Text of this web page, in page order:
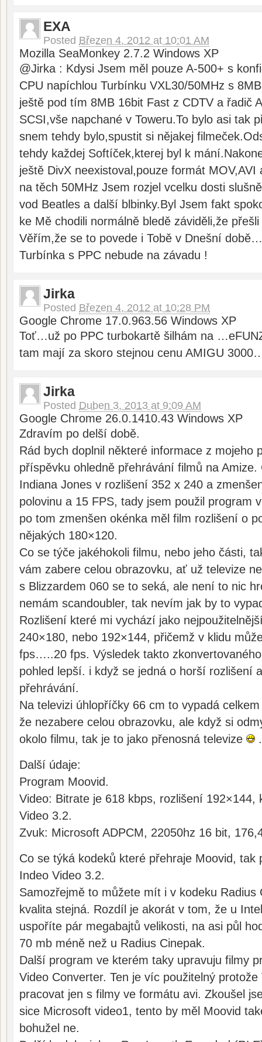
EXA
Posted Březen 4, 2012 at 10:01 AM
Mozilla SeaMonkey 2.7.2 Windows XP
@Jirka : Kdysi Jsem měl pouze A-500+ s
CPU napíchlou Turbínku VXL30/50MHz s
ještě pod tím 8MB 16bit Fast z CDTV a řadič
SCSI,vše napchané v Toweru.To bylo asi tak
snem tehdy bylo,spustit si nějakej
tehdy každej Softíček,kterej byl k
ještě DivX neexistoval,pouze formát
na těch 50MHz Jsem rozjel vcelku dosti
vod Beatles a další blbinky.Byl Jsem fakt
ke Mě chodili normálně bledě záviděli,že
Věřím,že se to povede i Tobě v Dnešní
Turbínka s PPC nebude na závadu !
Jirka
Posted Březen 4, 2012 at 10:28 PM
Google Chrome 17.0.963.56 Windows XP
Toť…už po PPC turbokartě šilhám na
tam mají za skoro stejnou cenu AMIGU
Jirka
Posted Duben 3, 2013 at 9:09 AM
Google Chrome 26.0.1410.43 Windows XP
Zdravím po delší době.
Rád bych doplnil některé informace z mojeho
příspěvku ohledně přehrávání filmů na Amize.
Indiana Jones v rozlišení 352 x 240 a
polovinu a 15 FPS, tady jsem použil program
po tom zmenšen okénka měl film rozlišení o
nějakých 180×120.
Co se týče jakéhokoli filmu, nebo jeho části,
vám zabere celou obrazovku, ať už televize
s Blizzardem 060 se to seká, ale není to nic
nemám scandoubler, tak nevím jak by to
Rozlišení které mi vychází jako
240×180, nebo 192×144, přičemž v klidu
fps…..20 fps. Výsledek takto
pohled lepší. i když se jedná o horší rozlišení
přehrávání.
Na televizi úhlopříčky 66 cm to vypadá
že nezabere celou obrazovku, ale když si
okolo filmu, tak je to jako přenosná televize
.
Další údaje:
Program Moovid.
Video: Bitrate je 618 kbps, rozlišení 192×144,
Video 3.2.
Zvuk: Microsoft ADPCM, 22050hz 16 bit,
Co se týká kodeků které přehraje Moovid, tak
Indeo Video 3.2.
Samozřejmě to můžete mít i v kodeku Radius
kvalita stejná. Rozdíl je akorát v tom, že u
uspoříte pár megabajtů velikosti, na asi půl
70 mb méně než u Radius Cinepak.
Další program ve kterém taky upravuju filmy
Video Converter. Ten je víc použitelný
pracovat jen s filmy ve formátu avi. Zkoušel
sice Microsoft video1, tento by měl Moovid
bohužel ne.